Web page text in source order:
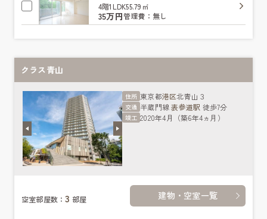
4階1LDK55.79㎡
35万円管理費：無し
クラス青山
住所 東京都港区北青山３
交通 半蔵門線表参道駅 徒歩7分
竣工 2020年4月（築6年4ヵ月）
空室部屋数：3 部屋 建物・空室一覧